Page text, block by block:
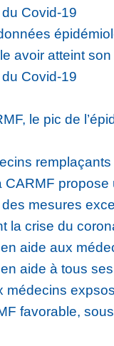
Covid-19
avoir atteint
Covid-19
le pic de
CARMF
mesures
la crise du
aide aux
aide à tous
médecins
favorable,